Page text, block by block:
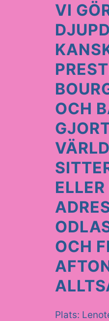
VI
OCH
OCH
Plats: